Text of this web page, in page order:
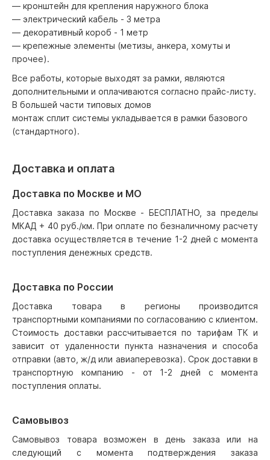
— кронштейн для крепления наружного блока
— электрический кабель - 3 метра
— декоративный короб - 1 метр
— крепежные элементы (метизы, анкера, хомуты и
прочее).
Все работы, которые выходят за рамки, являются
дополнительными и оплачиваются согласно прайс-листу.
В большей части типовых домов
монтаж сплит системы укладывается в рамки базового
(стандартного).
Доставка и оплата
Доставка по Москве и МО
Доставка заказа по Москве - БЕСПЛАТНО, за пределы
МКАД + 40 руб./км. При оплате по безналичному расчету
доставка осуществляется в течение 1-2 дней с момента
поступления денежных средств.
Доставка по России
Доставка товара в регионы производится
транспортными компаниями по согласованию с клиентом.
Стоимость доставки рассчитывается по тарифам ТК и
зависит от удаленности пункта назначения и способа
отправки (авто, ж/д или авиаперевозка). Срок доставки в
транспортную компанию - от 1-2 дней с момента
поступления оплаты.
Самовывоз
Самовывоз товара возможен в день заказа или на
следующий с момента подтверждения заказа